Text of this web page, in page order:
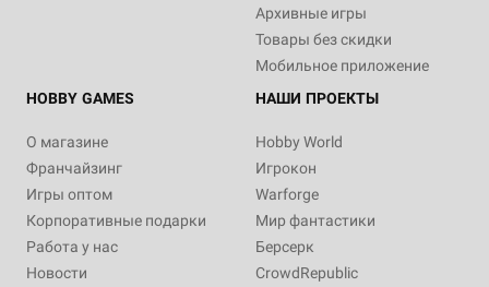
Архивные игры
Товары без скидки
Мобильное приложение
HOBBY GAMES
О магазине
Франчайзинг
Игры оптом
Корпоративные подарки
Работа у нас
Новости
НАШИ ПРОЕКТЫ
Hobby World
Игрокон
Warforge
Мир фантастики
Берсерк
CrowdRepublic